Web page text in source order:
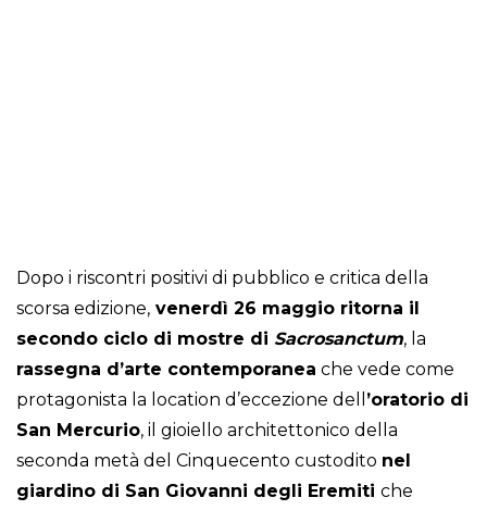
Dopo i riscontri positivi di pubblico e critica della
scorsa edizione, venerdì 26 maggio ritorna il
secondo ciclo di mostre di Sacrosanctum, la
rassegna d’arte contemporanea che vede come
protagonista la location d’eccezione dell ’oratorio di
San Mercurio, il gioiello architettonico della
seconda metà del Cinquecento custodito nel
giardino di San Giovanni degli Eremiti che